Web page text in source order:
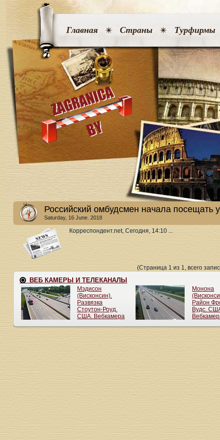
Главная Страны Турфирмы
Российский омбудсмен начала посещать
Saturday, 16 June. 2018
Корреспондент.net, Сегодня, 14:10 ...
(Страница 1 из 1, всего